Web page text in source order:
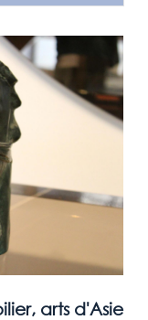
arts d'Asie